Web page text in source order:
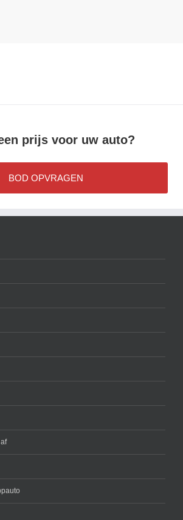
prijs voor uw auto?
BOD OPVRAGEN